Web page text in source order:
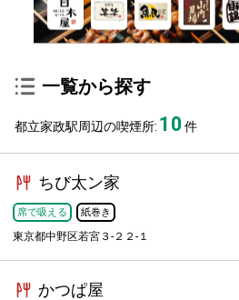
一覧から探す
都立家政駅周辺の喫煙所: 10件
ちび太ン家
席で吸える 紙巻き
東京都中野区若宮３-２２-１
かつぱ屋